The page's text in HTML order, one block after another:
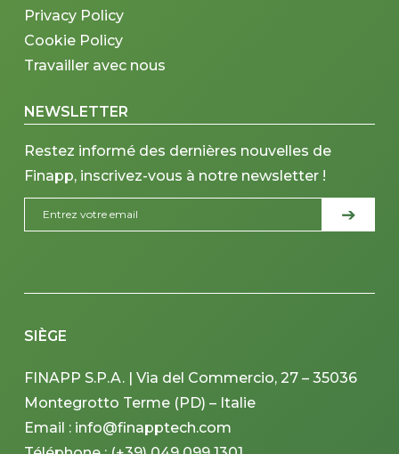
Privacy Policy
Cookie Policy
Travailler avec nous
NEWSLETTER
Restez informé des dernières nouvelles de
Finapp, inscrivez-vous à notre newsletter !
SIÈGE
FINAPP S.P.A. | Via del Commercio, 27 – 35036
Montegrotto Terme (PD) – Italie
Email : info@finapptech.com